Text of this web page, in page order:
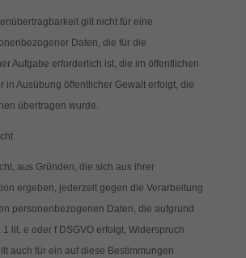
gilt nicht für eine
Daten, die für die
Aufgabe erforderlich ist, die im öffentlichen
in Ausübung öffentlicher Gewalt erfolgt, die
übertragen wurde.
aus Gründen, die sich aus ihrer
ergeben, jederzeit gegen die Verarbeitung
personenbezogenen Daten, die aufgrund
1 lit. e oder f DSGVO erfolgt, Widerspruch
auch für ein auf diese Bestimmungen